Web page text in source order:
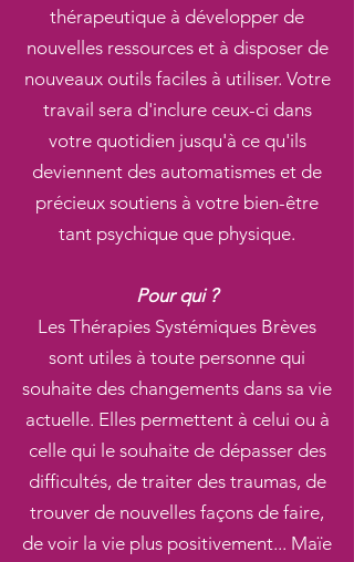
thérapeutique à développer de
nouvelles ressources et à disposer de
nouveaux outils faciles à utiliser. Votre
travail sera d'inclure ceux-ci dans
votre quotidien jusqu'à ce qu'ils
deviennent des automatismes et de
précieux soutiens à votre bien-être
tant psychique que physique.
Pour qui ?
Les Thérapies Systémiques Brèves
sont utiles à toute personne qui
souhaite des changements dans sa vie
actuelle. Elles permettent à celui ou à
celle qui le souhaite de dépasser des
difficultés, de traiter des traumas, de
trouver de nouvelles façons de faire,
de voir la vie plus positivement... Maïe